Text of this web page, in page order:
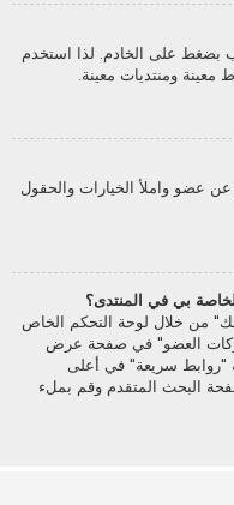
بضغط على الخادم. لذا استخدم
معينة ومنتديات معينة.
عضو واملأ الخيارات والحقول
بي في المنتدى؟
من خلال لوحة التحكم الخاص
العضو" في صفحة عرض
"روابط سريعة" في أعلى
البحث المتقدم وقم بملء